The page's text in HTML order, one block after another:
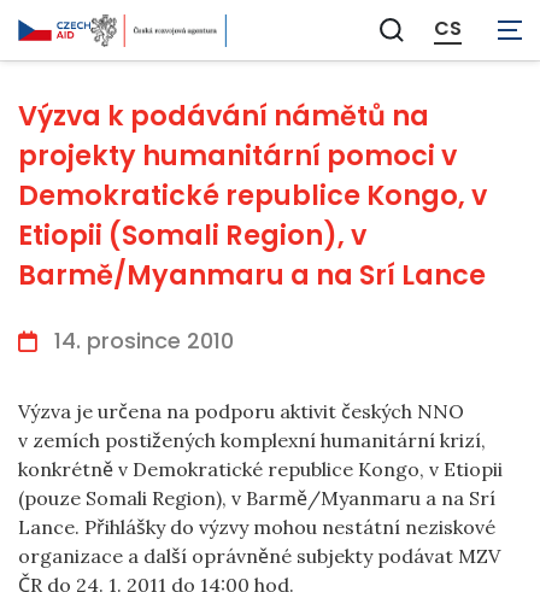
Zobrazit
vyhledávání
CS
Výzva k podávání námětů na
projekty humanitární pomoci v
Demokratické republice Kongo, v
Etiopii (Somali Region), v
Barmě/Myanmaru a na Srí Lance
14. prosince 2010
Výzva je určena na podporu aktivit českých NNO
v zemích postižených komplexní humanitární krizí,
konkrétně v Demokratické republice Kongo, v Etiopii
(pouze Somali Region), v Barmě/Myanmaru a na Srí
Lance. Přihlášky do výzvy mohou nestátní neziskové
organizace a další oprávněné subjekty podávat MZV
ČR do 24. 1. 2011 do 14:00 hod.